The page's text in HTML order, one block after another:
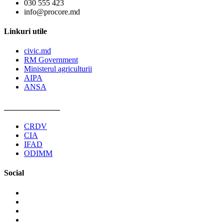
030 555 423
info@procore.md
Linkuri utile
civic.md
RM Government
Ministerul agriculturii
AIPA
ANSA
CRDV
CIA
IFAD
ODIMM
Social